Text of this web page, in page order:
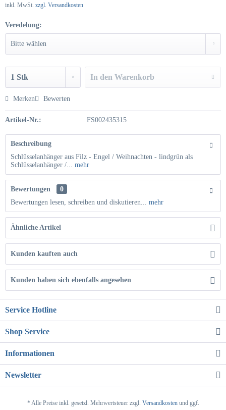
inkl. MwSt. zzgl. Versandkosten
Veredelung:
In den Warenkorb
Merken Bewerten
Artikel-Nr.: FS002435315
Beschreibung
Schlüsselanhänger aus Filz - Engel / Weihnachten - lindgrün als
Schlüsselanhänger /... mehr
Bewertungen
0
Bewertungen lesen, schreiben und diskutieren... mehr
Ähnliche Artikel
Kunden kauften auch
Kunden haben sich ebenfalls angesehen
Service Hotline
Shop Service
Informationen
Newsletter
* Alle Preise inkl. gesetzl. Mehrwertsteuer zzgl. Versandkostenund ggf.